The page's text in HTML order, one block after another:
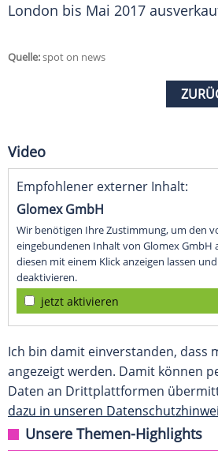
London bis Mai 2017
Quelle:spot on news
Video
Empfohlener externer Inhalt:
Glomex GmbH
Wir benötigen Ihre Zustimmung, um den
eingebundenen Inhalt von Glomex GmbH
diesen mit einem Klick anzeigen lassen
deaktivieren.
jetzt aktivieren
Ich bin damit einverstanden, dass
angezeigt werden. Damit können
Daten an Drittplattformen
dazu in unseren
Unsere Themen-Highlights